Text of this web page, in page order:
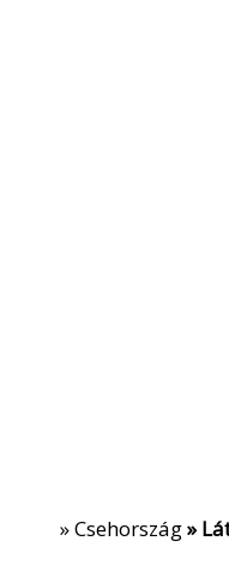
»Csehország»